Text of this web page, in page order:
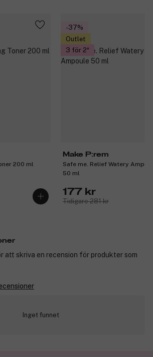
200 ml
-37%
Outlet
3 för 2
Make P:rem
Safe me. Relief Watery
50 ml
177 kr
Tidigare 281 kr
att skriva en recension för produkter som
Inget funnet